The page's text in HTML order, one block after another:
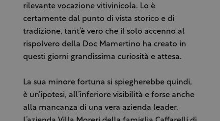
rilevante vocazione vitivinicola. Lo è
certamente dal punto di vista storico e di
tradizione, tant’è vero che il solo accenno al
rispolvero della Doc Mamertino ha creato in
questi giorni grandissima curiosità e attesa.
La sua minore fortuna si spiegherebbe quindi,
è un’ipotesi, all’inferiore visibilità e forse anche
alla mancanza di una vera azienda leader.